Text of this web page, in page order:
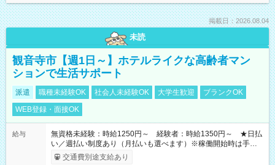
掲載日：2026.08.04
未読
観音寺市【週1日～】ホテルライクな高齢者マン
ションで生活サポート
派遣 職種未経験OK 社会人未経験OK 大学生歓迎
ブランクOK
WEB登録・面接OK
給与
無資格未経験：時給1250円～ 経験者：時給1350円～ ★日払
い／週払い制度あり（月払いも選べます）※稼働開始時は手続き
完了次第のお支払いとなります。
交通費別途支給あり